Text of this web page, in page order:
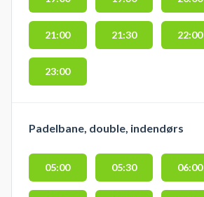
21:00 21:30 22:00
23:00
Padelbane, double, indendørs
05:00 05:30 06:00